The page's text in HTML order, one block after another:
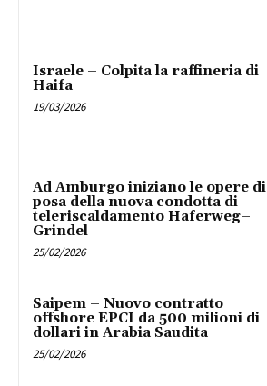
Israele – Colpita la raffineria di
Haifa
19/03/2026
Ad Amburgo iniziano le opere di
posa della nuova condotta di
teleriscaldamento Haferweg–
Grindel
25/02/2026
Saipem – Nuovo contratto
offshore EPCI da 500 milioni di
dollari in Arabia Saudita
25/02/2026